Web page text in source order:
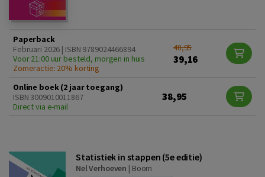
Paperback
Februari 2026 | ISBN 9789024466894
Voor 21:00 uur besteld, morgen in huis
Zomeractie: 20% korting
48,95
39,16
Online boek (2 jaar toegang)
ISBN 3009010011867
Direct via e-mail
38,95
Statistiek in stappen (5e editie)
Nel Verhoeven | Boom